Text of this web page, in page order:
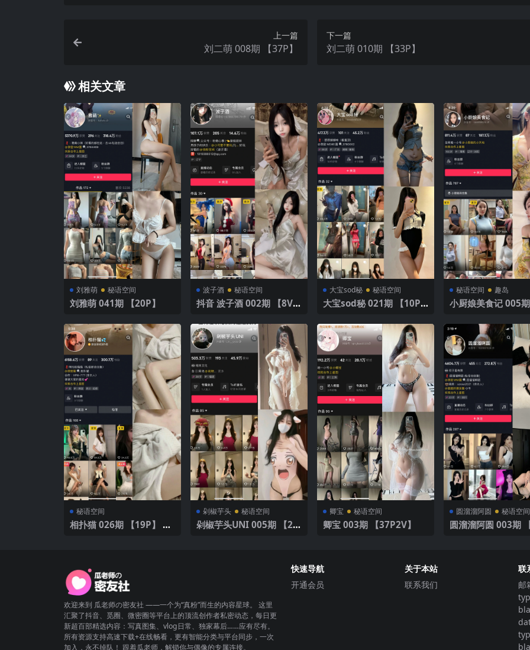
上一篇
刘二萌 008期 【37P】
下一篇
刘二萌 010期 【33P】
相关文章
刘雅萌 秘语空间
刘雅萌 041期 【20P】
波子酒 秘语空间
抖音 波子酒 002期 【8V】
大宝sod秘 秘语空间
大宝sod秘 021期 【10P4
秘语空间 趣岛
小厨娘美食记 005
秘语空间
相扑猫 026期 【19P】 20
剁椒芋头 秘语空间
剁椒芋头UNI 005期 【22
卿宝 秘语空间
卿宝 003期 【37P2V】
圆溜溜阿圆 秘语空间
圆溜溜阿圆 003期
欢迎来到 瓜老师の密友社 ——一个为“真粉”而生的内容星球。 这里
汇聚了抖音、觅圈、微密圈等平台上的顶流创作者私密动态，每日更
新超百部精选内容：写真图集、vlog日常、独家幕后……应有尽有。
所有资源支持高速下载+在线畅看，更有智能分类与平台同步，一次
加入，永不掉队！ 跟着瓜老师，解锁你与偶像的专属连接。
快速导航
开通会员
关于本站
联系我们
联
邮